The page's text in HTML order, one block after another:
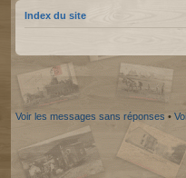
Index du site
Voir les messages sans réponses •